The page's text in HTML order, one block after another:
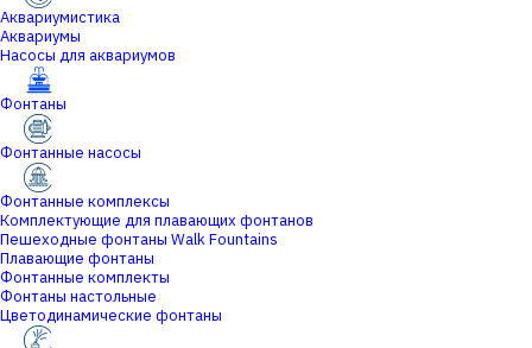
Аквариумистика
Аквариумы
Насосы для аквариумов
Фонтаны
Фонтанные насосы
Фонтанные комплексы
Комплектующие для плавающих фонтанов
Пешеходные фонтаны Walk Fountains
Плавающие фонтаны
Фонтанные комплекты
Фонтаны настольные
Цветодинамические фонтаны